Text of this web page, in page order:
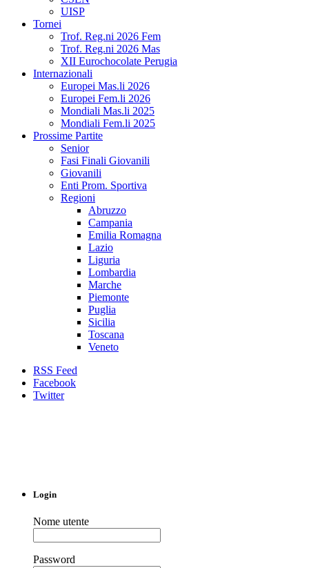
UISP
Tornei
Trof. Reg.ni 2026 Fem
Trof. Reg.ni 2026 Mas
XII Eurochocolate Perugia
Internazionali
Europei Mas.li 2026
Europei Fem.li 2026
Mondiali Mas.li 2025
Mondiali Fem.li 2025
Prossime Partite
Senior
Fasi Finali Giovanili
Giovanili
Enti Prom. Sportiva
Regioni
Abruzzo
Campania
Emilia Romagna
Lazio
Liguria
Lombardia
Marche
Piemonte
Puglia
Sicilia
Toscana
Veneto
RSS Feed
Facebook
Twitter
Login
Nome utente
Password